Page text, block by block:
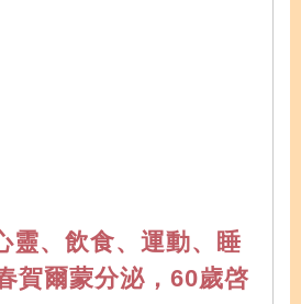
靈、飲食、運動、睡
賀爾蒙分泌，60歲啓